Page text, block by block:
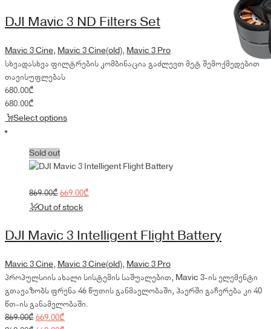
DJI Mavic 3 ND Filters Set
Mavic 3 Cine, Mavic 3 Cine(old), Mavic 3 Pro
სხვადასხვა ფილტრების კომბინაცია გაძლევთ მეტ შემოქმედებით
თავისუფლებას
680.00₾
680.00₾
Select options
Sold out
869.00₾Original
price
869.00₾.
669.00₾Current
669.00₾.
Out of stock
DJI Mavic 3 Intelligent Flight Battery
Mavic 3 Cine, Mavic 3 Cine(old), Mavic 3 Pro
პროპულსიის ახალი სისტემის საშუალებით, Mavic 3-ის ელემენტი
გთავაზობს ფრენა 46 წუთის განმავლობაში, ჰაერში გაჩერება კი 40
წთ-ის განამვლობაში.
869.00₾Original
669.00₾Current